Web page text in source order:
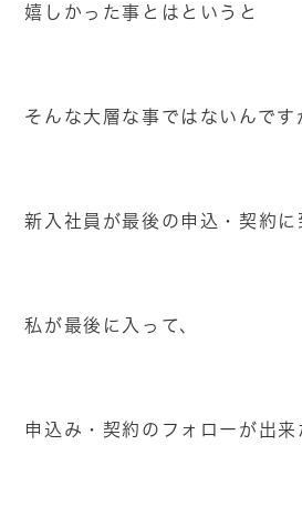
嬉しかった事とはというと
そんな大層な事ではないんです
新入社員が最後の申込・契約に
私が最後に入って、
申込み・契約のフォローが出来